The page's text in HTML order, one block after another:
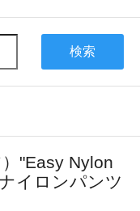
検索
"Easy Nylon
イロンパンツ